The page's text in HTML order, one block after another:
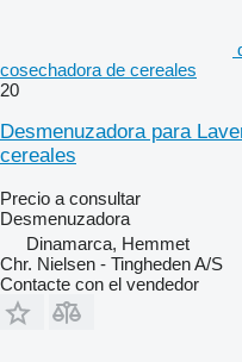
cosechadora de cereales
20
Desmenuzadora para
cereales
Precio a consultar
Desmenuzadora
Dinamarca, Hemmet
Chr. Nielsen - Tingheden A/S
Contacte con el vendedor